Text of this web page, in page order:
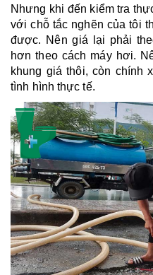
Nhưng khi đến kiểm tra
với chỗ tắc nghẽn của tôi
được. Nên giá lại phải
hơn theo cách máy hơi.
khung giá thôi, còn chính
tình hình thực tế.